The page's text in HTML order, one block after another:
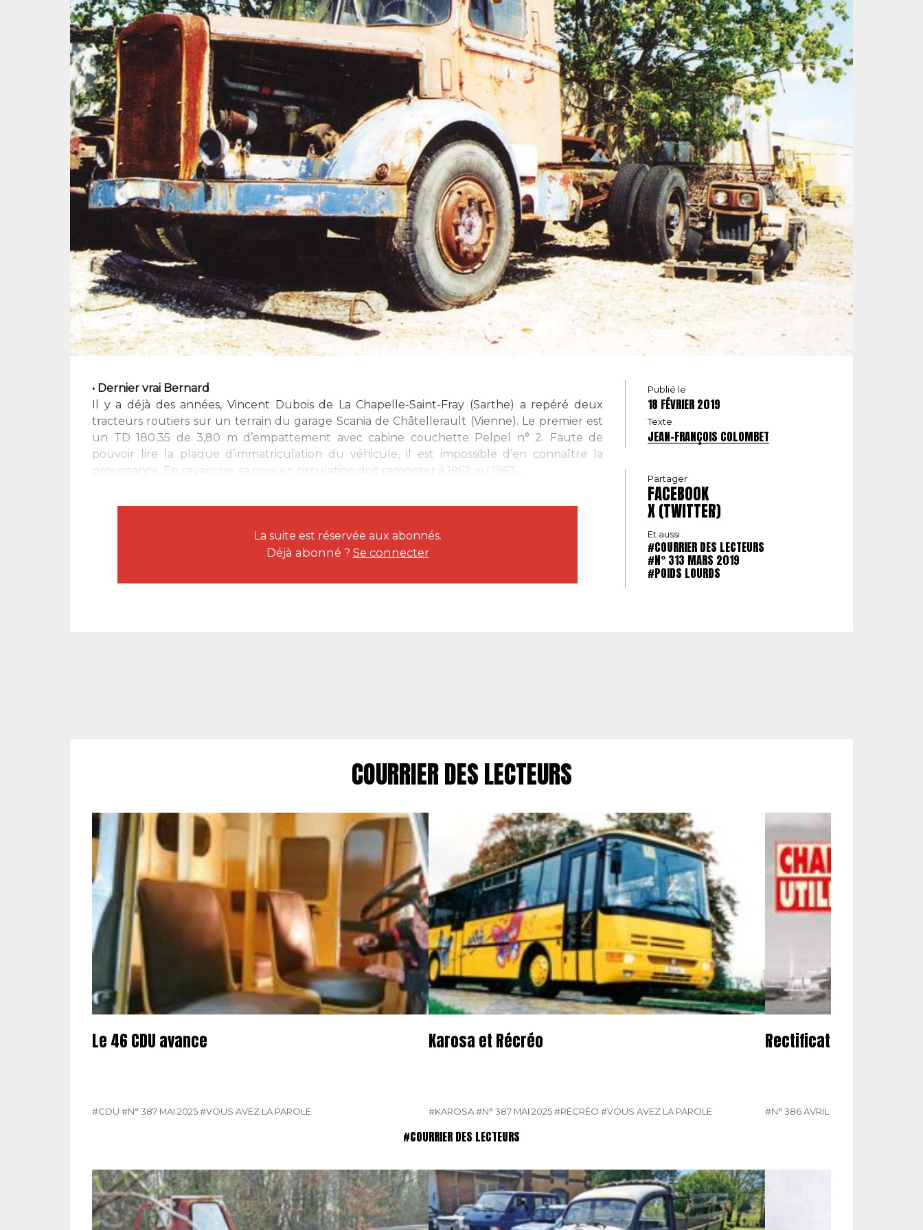
• Dernier vrai Bernard
Il y a déjà des années, Vincent Dubois de La Chapelle-Saint-Fray (Sarthe) a repéré deux
tracteurs routiers sur un terrain du garage Scania de Châtellerault (Vienne). Le premier est
un TD 180.35 de 3,80 m d’empattement avec cabine couchette Pelpel n° 2. Faute de
pouvoir lire la plaque d’immatriculation du véhicule, il est impossible d’en connaître la
provenance. En revanche, sa mise en circulation doit remonter à 1962 ou 1963....
La suite est réservée aux abonnés.
Déjà abonné ? Se connecter
Publié le
18 FÉVRIER 2019
Texte
JEAN-FRANÇOIS COLOMBET
Partager
FACEBOOK
X (TWITTER)
Et aussi
#COURRIER DES LECTEURS
#N° 313 MARS 2019
#POIDS LOURDS
COURRIER DES LECTEURS
Le 46 CDU avance
#CDU #N° 387 MAI 2025#VOUS AVEZ LA PAROLE
Karosa et Récréo
#KAROSA#N° 387 MAI 2025#RÉCRÉO #VOUS AVEZ LA PAROLE
Rectificatifs
#N° 386 AVRIL 2025
#COURRIER DES LECTEURS